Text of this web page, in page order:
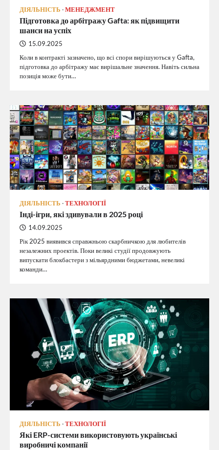
ДІЯЛЬНІСТЬ МЕНЕДЖМЕНТ
Підготовка до арбітражу Gafta: як підвищити
шанси на успіх
15.09.2025
Коли в контракті зазначено, що всі спори вирішуються у Gafta,
підготовка до арбітражу має вирішальне значення. Навіть сильна
позиція може бути…
ДІЯЛЬНІСТЬ ТЕХНОЛОГІЇ
Інді-ігри, які здивували в 2025 році
14.09.2025
Рік 2025 виявився справжньою скарбничкою для любителів
незалежних проектів. Поки великі студії продовжують
випускати блокбастери з мільярдними бюджетами, невеликі
команди…
ДІЯЛЬНІСТЬ ТЕХНОЛОГІЇ
Які ERP-системи використовують українські
виробничі компанії